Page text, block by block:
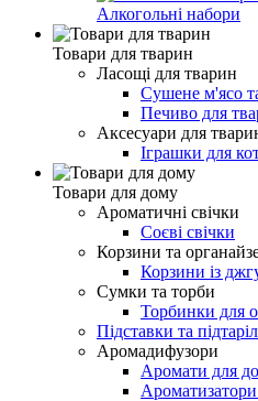
Алкогольні набори
Товари для тварин
Ласощі для тварин
Cушене м'ясо
Печиво для
Аксесуари для
Іграшки для
Товари для дому
Ароматичні свічки
Соєві свічки
Корзини та
Корзини із
Сумки та торби
Торбинки для
Підставки та
Аромадифузори
Аромати для